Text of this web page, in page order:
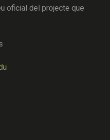
oficial del projecte que